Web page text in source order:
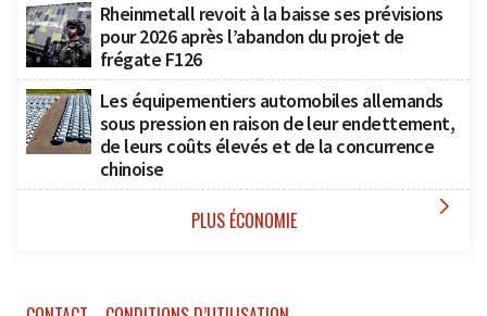
Rheinmetall revoit à la baisse ses prévisions
pour 2026 après l’abandon du projet de
frégate F126
Les équipementiers automobiles allemands
sous pression en raison de leur endettement,
de leurs coûts élevés et de la concurrence
chinoise
PLUS ÉCONOMIE 